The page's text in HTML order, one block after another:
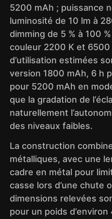
5200 mAh ; puissance
luminosité de 10 lm à
dimming de 5 % à 100
couleur 2200 K et 6500
d’utilisation estimées
version 1800 mAh, 6 h
pour 5200 mAh en
que la gradation de
naturellement
des niveaux faibles.
La construction
métalliques, avec une
cadre en métal pour
casse lors d’une chute
dimensions relevées
pour un poids